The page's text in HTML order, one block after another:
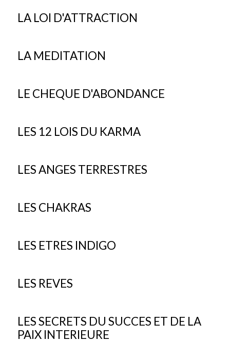
LA LOI D'ATTRACTION
LA MEDITATION
LE CHEQUE D'ABONDANCE
LES 12 LOIS DU KARMA
LES ANGES TERRESTRES
LES CHAKRAS
LES ETRES INDIGO
LES REVES
LES SECRETS DU SUCCES ET DE LA
PAIX INTERIEURE